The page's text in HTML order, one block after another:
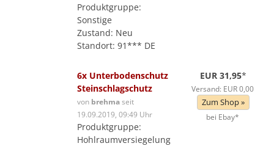
Produktgruppe:
Sonstige
Zustand: Neu
Standort: 91*** DE
6x Unterbodenschutz
Steinschlagschutz
von brehmaseit
19.09.2019, 09:49 Uhr
Produktgruppe:
Hohlraumversiegelung
EUR 31,95*
Versand: EUR 0,00
Zum Shop »
bei Ebay*